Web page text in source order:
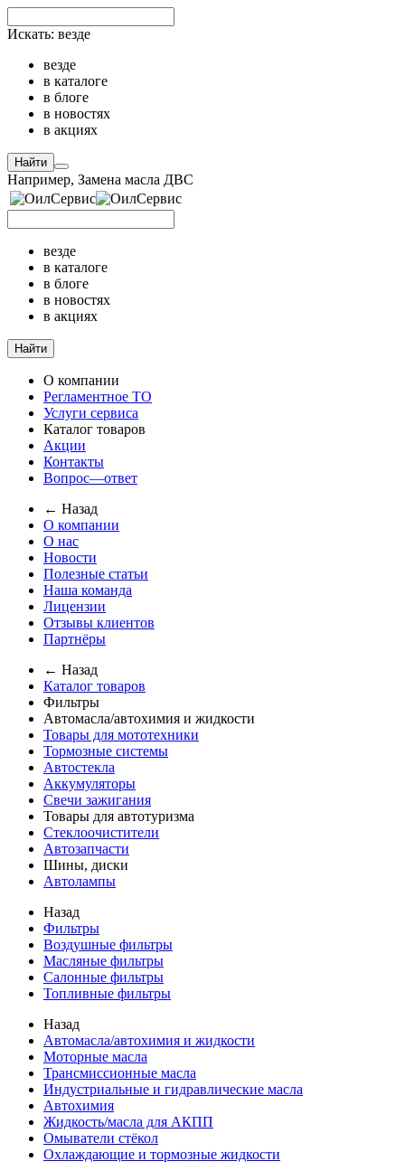
Искать: везде
везде
в каталоге
в блоге
в новостях
в акциях
Найти
Например, Замена масла ДВС
везде
в каталоге
в блоге
в новостях
в акциях
Найти
О компании
Регламентное ТО
Услуги сервиса
Каталог товаров
Акции
Контакты
Вопрос—ответ
← Назад
О компании
О нас
Новости
Полезные статьи
Наша команда
Лицензии
Отзывы клиентов
Партнёры
← Назад
Каталог товаров
Фильтры
Автомасла/автохимия и жидкости
Товары для мототехники
Тормозные системы
Автостекла
Аккумуляторы
Свечи зажигания
Товары для автотуризма
Стеклоочистители
Автозапчасти
Шины, диски
Автолампы
Назад
Фильтры
Воздушные фильтры
Масляные фильтры
Салонные фильтры
Топливные фильтры
Назад
Автомасла/автохимия и жидкости
Моторные масла
Трансмиссионные масла
Индустриальные и гидравлические масла
Автохимия
Жидкость/масла для АКПП
Омыватели стёкол
Охлаждающие и тормозные жидкости